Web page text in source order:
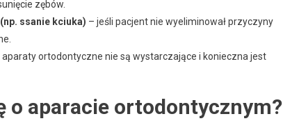
zębów.
ssanie kciuka) – jeśli pacjent nie wyeliminował przyczyny
ortodontyczne nie są wystarczające i konieczna jest
o aparacie ortodontycznym?